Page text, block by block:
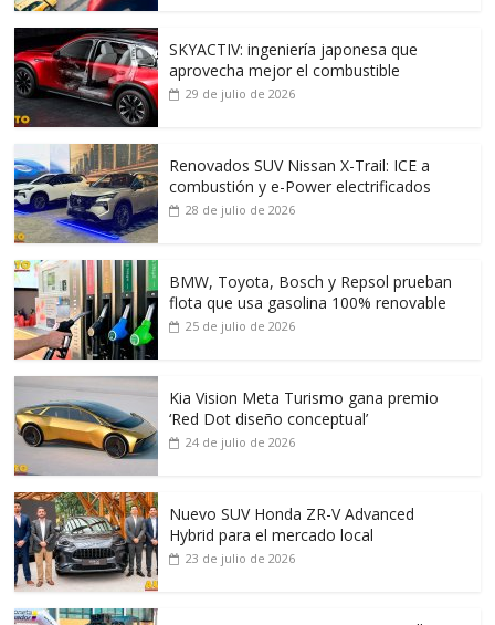
SKYACTIV: ingeniería japonesa que
aprovecha mejor el combustible
29 de julio de 2026
Renovados SUV Nissan X-Trail: ICE a
combustión y e-Power electrificados
28 de julio de 2026
BMW, Toyota, Bosch y Repsol prueban
flota que usa gasolina 100% renovable
25 de julio de 2026
Kia Vision Meta Turismo gana premio
‘Red Dot diseño conceptual’
24 de julio de 2026
Nuevo SUV Honda ZR-V Advanced
Hybrid para el mercado local
23 de julio de 2026